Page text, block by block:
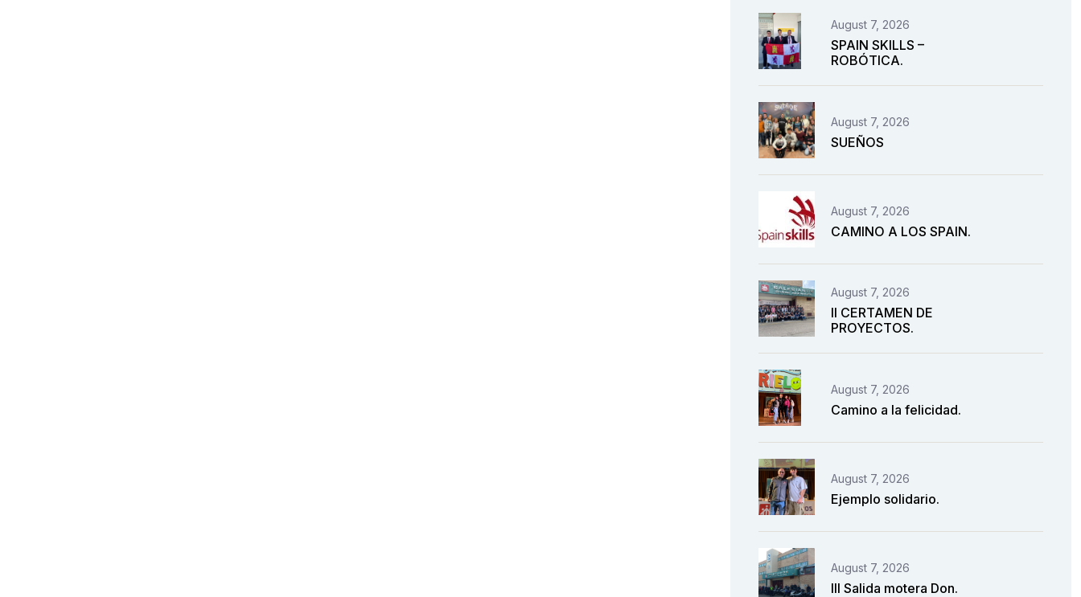
August 7, 2026
SPAIN SKILLS –
ROBÓTICA.
August 7, 2026
SUEÑOS
August 7, 2026
CAMINO A LOS SPAIN.
August 7, 2026
II CERTAMEN DE
PROYECTOS.
August 7, 2026
Camino a la felicidad.
August 7, 2026
Ejemplo solidario.
August 7, 2026
III Salida motera Don.